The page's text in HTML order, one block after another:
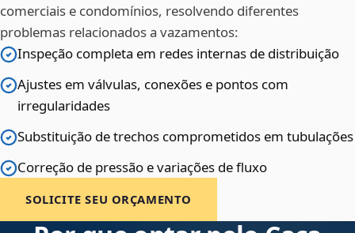
comerciais e condomínios, resolvendo diferentes
problemas relacionados a vazamentos:
Inspeção completa em redes internas de distribuição
Ajustes em válvulas, conexões e pontos com
irregularidades
Substituição de trechos comprometidos em tubulações
Correção de pressão e variações de fluxo
SOLICITE SEU ORÇAMENTO